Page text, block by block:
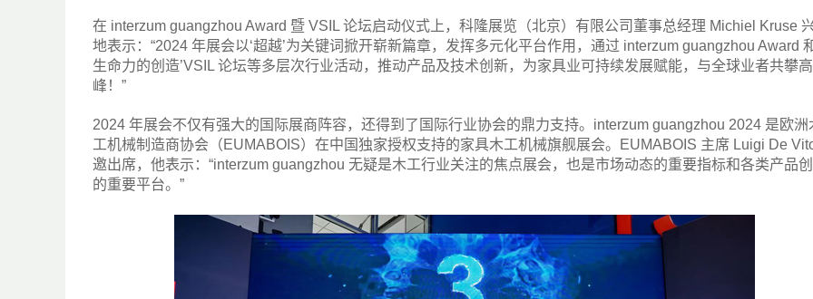
在 interzum guangzhou Award 暨 VSIL 论坛启动仪式上，科隆展览（北京）有限公司董事总经理 Michiel Kruse
地表示：“2024 年展会以‘超越’为关键词掀开崭新篇章，发挥多元化平台作用，通过 interzum guangzhou Award
生命力的创造’VSIL 论坛等多层次行业活动，推动产品及技术创新，为家具业可持续发展赋能，与全球业者共攀高
峰！”
2024 年展会不仅有强大的国际展商阵容，还得到了国际行业协会的鼎力支持。interzum guangzhou 2024 是欧洲
工机械制造商协会（EUMABOIS）在中国独家授权支持的家具木工机械旗舰展会。EUMABOIS 主席 Luigi De
邀出席，他表示：“interzum guangzhou 无疑是木工行业关注的焦点展会，也是市场动态的重要指标和各类产品
的重要平台。”